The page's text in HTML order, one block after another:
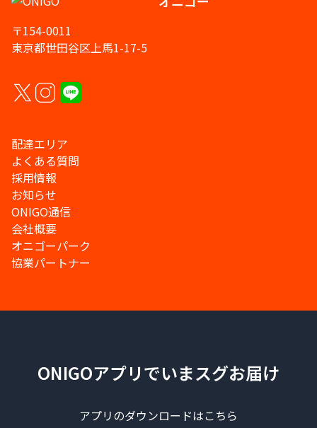
〒154-0011
東京都世田谷区上馬1-17-5
配達エリア
よくある質問
採用情報
お知らせ
ONIGO通信
会社概要
オニゴーパーク
協業パートナー
ONIGOアプリでいまスグお届け
アプリのダウンロードはこちら